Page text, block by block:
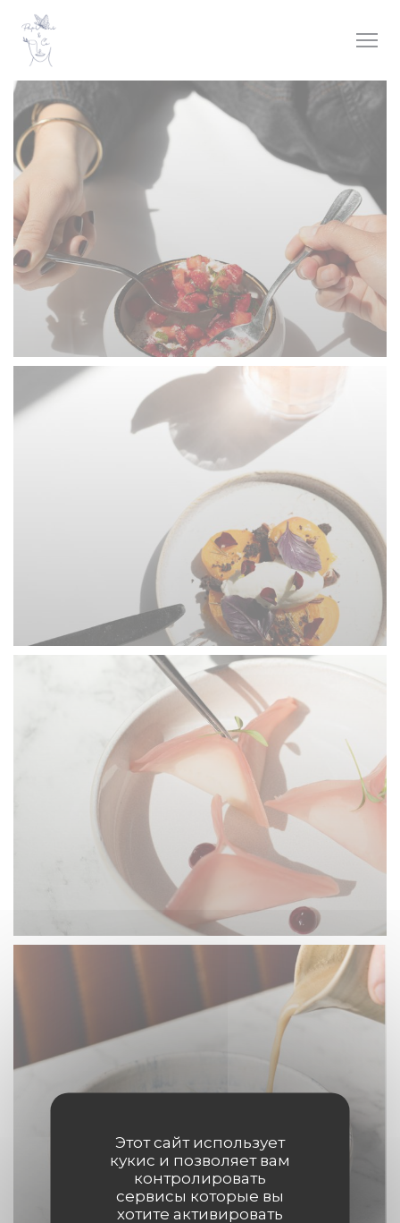
Панель управления cookies
Этот сайт использует
кукис и позволяет вам
контролировать
сервисы которые вы
хотите активировать